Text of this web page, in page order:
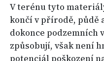
V terénu tyto
končí v přírodě, půdě
dokonce podzemních
způsobují, však není
potenciál poškození